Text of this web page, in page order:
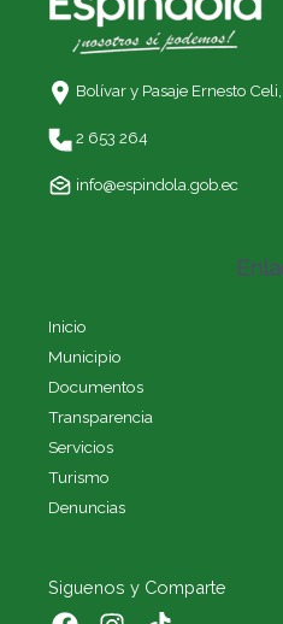
Bolívar y Pasaje Ernesto Celi,
2 653 264
info@espindola.gob.ec
Inicio
Municipio
Documentos
Transparencia
Servicios
Turismo
Denuncias
Siguenos y Comparte